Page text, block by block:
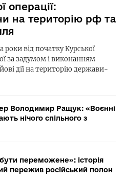
операції:
на територію рф та
від початку Курської
за задумом і виконанням
дії на територію держави-
Володимир Ращук: «Воєнні
нічого спільного з
переможене»: історія
пережив російський полон